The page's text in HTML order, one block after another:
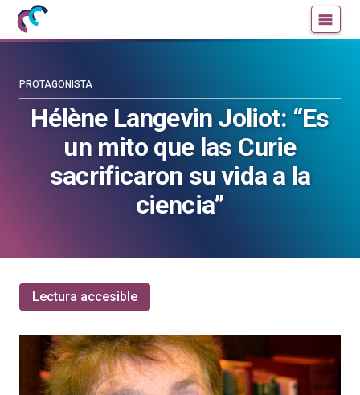
Mujeres
con
blog
Hélène Langevin Joliot: “Es
un mito que las Curie
sacrificaron su vida a la
ciencia”
PROTAGONISTA
Lectura accesible